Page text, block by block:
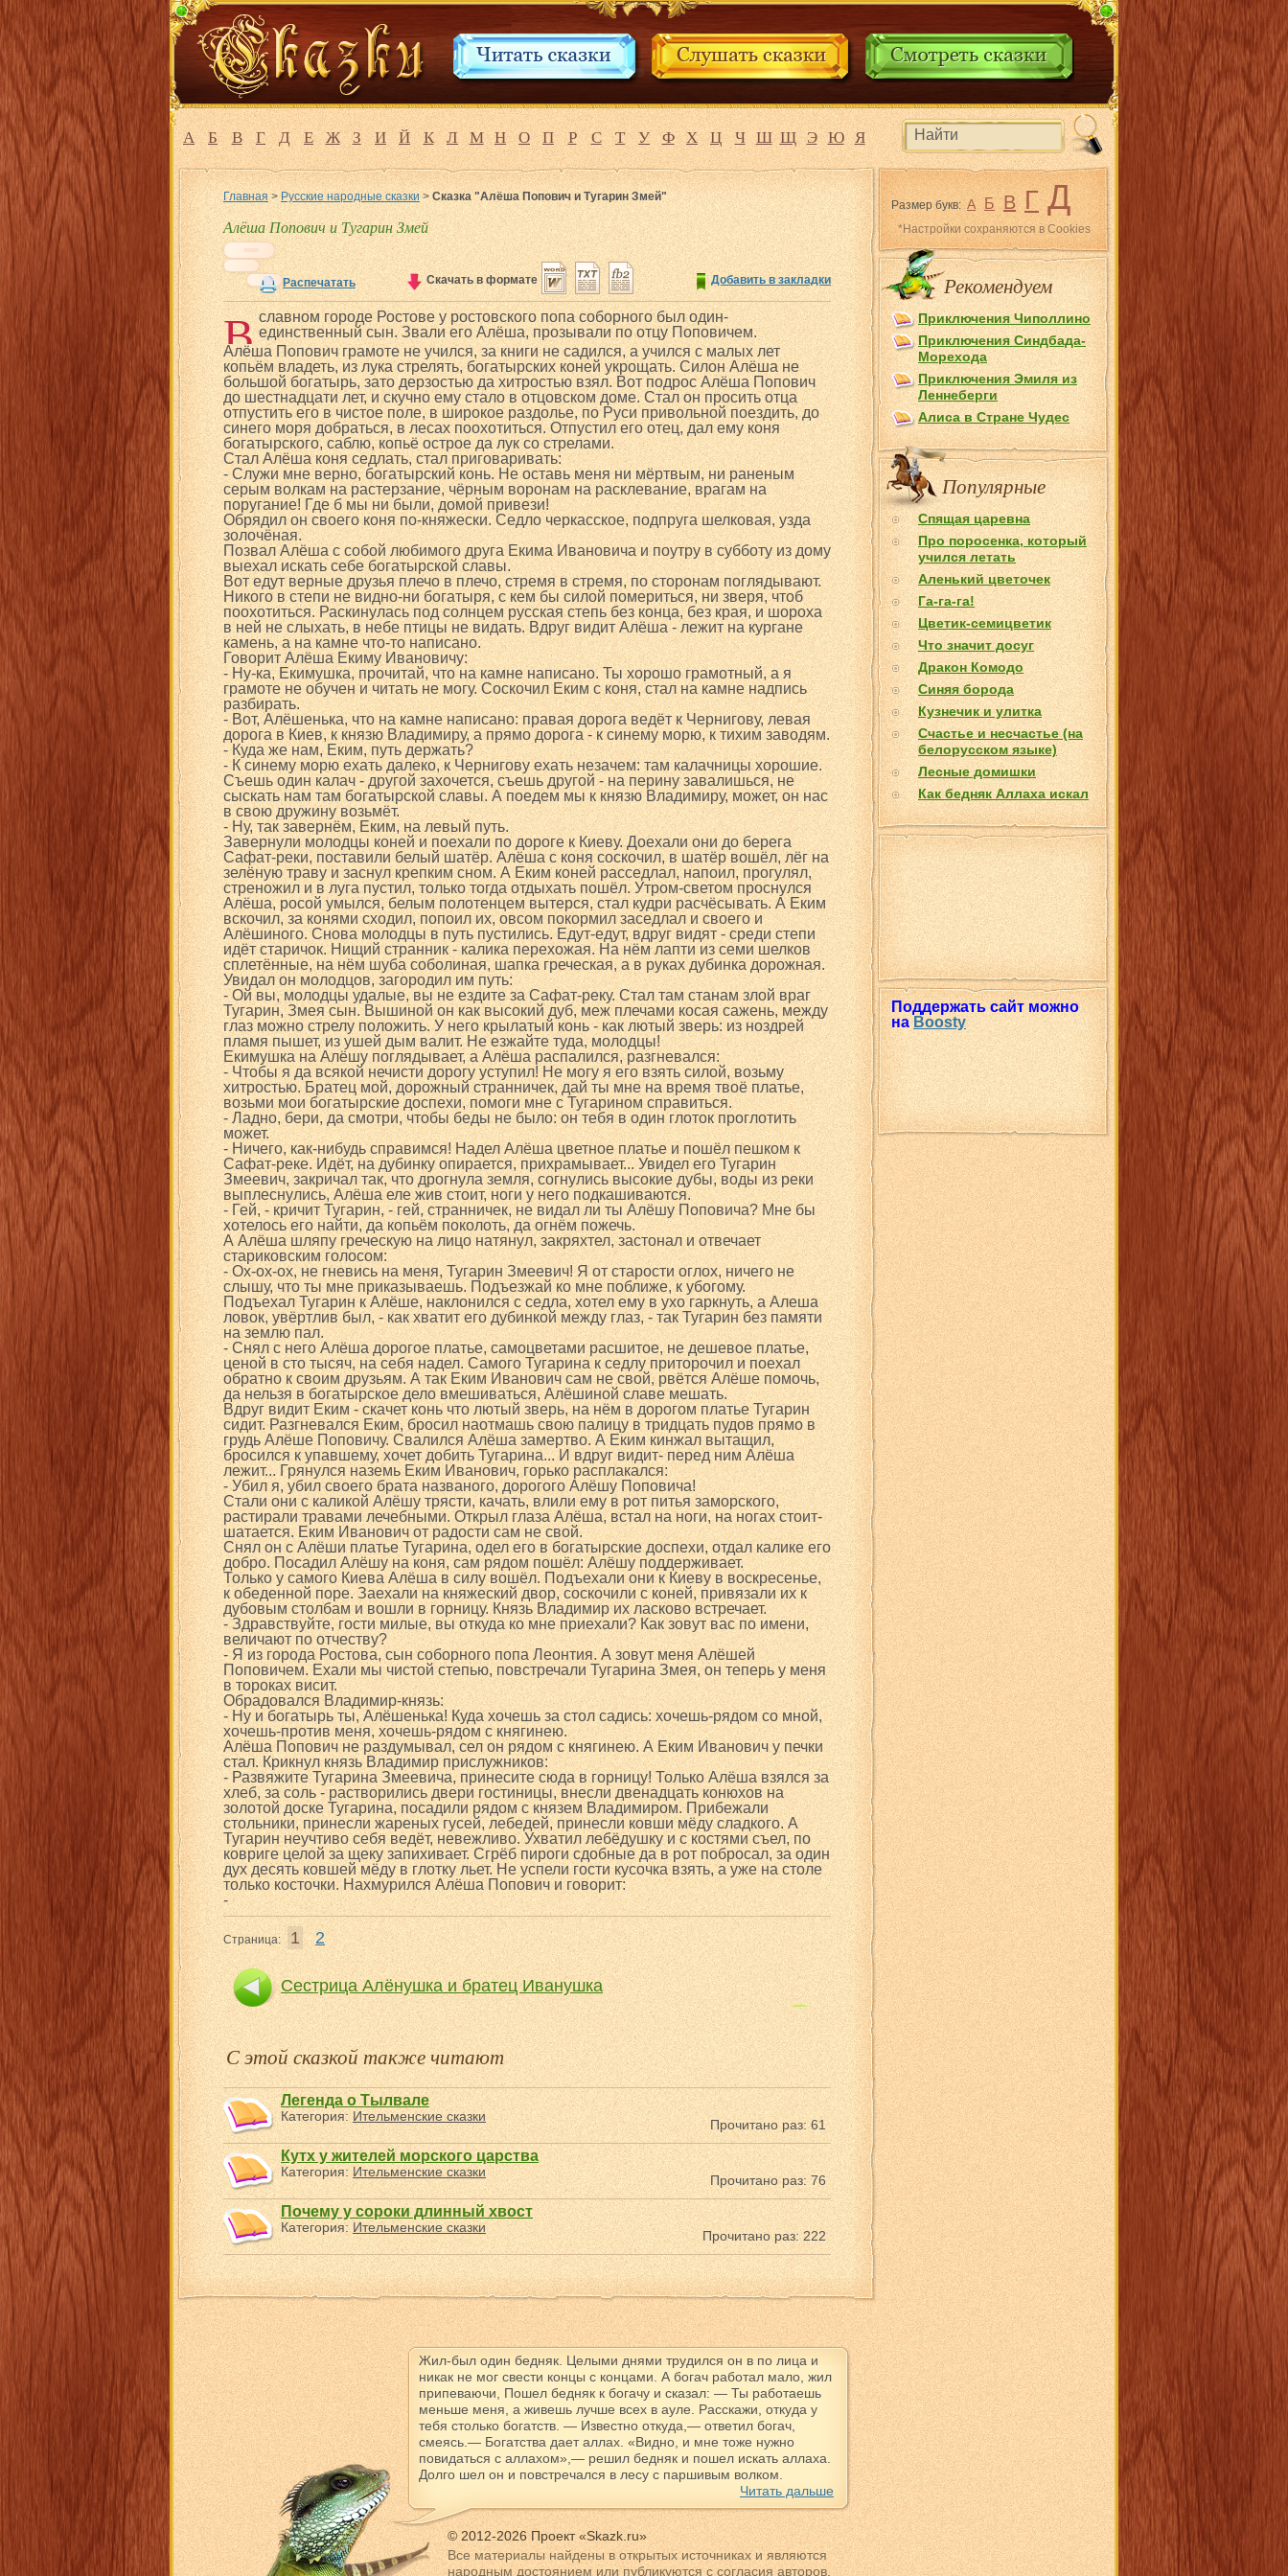
А Б В Г Д Е Ж З И Й К Л М Н О П Р С Т У Ф Х Ц Ч Ш Щ Э Ю Я
Размер букв: А Б В Г Д
*Настройки сохраняются в Cookies
Рекомендуем
Приключения Чиполлино
Приключения Синдбада-
Морехода
Приключения Эмиля из
Лeннеберги
Алиса в Стране Чудес
Популярные
Спящая царевна
Про поросенка, который
учился летать
Аленький цветочек
Га-га-га!
Цветик-семицветик
Что значит досуг
Дракон Комодо
Синяя борода
Кузнечик и улитка
Счастье и несчастье (на
белорусском языке)
Лесные домишки
Как бедняк Аллаха искал
Поддержать сайт можно
наBoosty
Главная >Русские народные сказки> Сказка "Алёша Попович и Тугарин Змей"
Алёша Попович и Тугарин Змей
Распечатать Добавить в закладки
Скачать в формате
В славном городе Ростове у ростовского попа соборного был один-
единственный сын. Звали его Алёша, прозывали по отцу Поповичем.
Алёша Попович грамоте не учился, за книги не садился, а учился с малых лет
копьём владеть, из лука стрелять, богатырских коней укрощать. Силон Алёша не
большой богатырь, зато дерзостью да хитростью взял. Вот подрос Алёша Попович
до шестнадцати лет, и скучно ему стало в отцовском доме. Стал он просить отца
отпустить его в чистое поле, в широкое раздолье, по Руси привольной поездить, до
синего моря добраться, в лесах поохотиться. Отпустил его отец, дал ему коня
богатырского, саблю, копьё острое да лук со стрелами.
Стал Алёша коня седлать, стал приговаривать:
- Служи мне верно, богатырский конь. Не оставь меня ни мёртвым, ни раненым
серым волкам на растерзание, чёрным воронам на расклевание, врагам на
поругание! Где б мы ни были, домой привези!
Обрядил он своего коня по-княжески. Седло черкасское, подпруга шелковая, узда
золочёная.
Позвал Алёша с собой любимого друга Екима Ивановича и поутру в субботу из дому
выехал искать себе богатырской славы.
Вот едут верные друзья плечо в плечо, стремя в стремя, по сторонам поглядывают.
Никого в степи не видно-ни богатыря, с кем бы силой помериться, ни зверя, чтоб
поохотиться. Раскинулась под солнцем русская степь без конца, без края, и шороха
в ней не слыхать, в небе птицы не видать. Вдруг видит Алёша - лежит на кургане
камень, а на камне что-то написано.
Говорит Алёша Екиму Ивановичу:
- Ну-ка, Екимушка, прочитай, что на камне написано. Ты хорошо грамотный, а я
грамоте не обучен и читать не могу. Соскочил Еким с коня, стал на камне надпись
разбирать.
- Вот, Алёшенька, что на камне написано: правая дорога ведёт к Чернигову, левая
дорога в Киев, к князю Владимиру, а прямо дорога - к синему морю, к тихим заводям.
- Куда же нам, Еким, путь держать?
- К синему морю ехать далеко, к Чернигову ехать незачем: там калачницы хорошие.
Съешь один калач - другой захочется, съешь другой - на перину завалишься, не
сыскать нам там богатырской славы. А поедем мы к князю Владимиру, может, он нас
в свою дружину возьмёт.
- Ну, так завернём, Еким, на левый путь.
Завернули молодцы коней и поехали по дороге к Киеву. Доехали они до берега
Сафат-реки, поставили белый шатёр. Алёша с коня соскочил, в шатёр вошёл, лёг на
зелёную траву и заснул крепким сном. А Еким коней расседлал, напоил, прогулял,
стреножил и в луга пустил, только тогда отдыхать пошёл. Утром-светом проснулся
Алёша, росой умылся, белым полотенцем вытерся, стал кудри расчёсывать. А Еким
вскочил, за конями сходил, попоил их, овсом покормил заседлал и своего и
Алёшиного. Снова молодцы в путь пустились. Едут-едут, вдруг видят - среди степи
идёт старичок. Нищий странник - калика перехожая. На нём лапти из семи шелков
сплетённые, на нём шуба соболиная, шапка греческая, а в руках дубинка дорожная.
Увидал он молодцов, загородил им путь:
- Ой вы, молодцы удалые, вы не ездите за Сафат-реку. Стал там станам злой враг
Тугарин, Змея сын. Вышиной он как высокий дуб, меж плечами косая сажень, между
глаз можно стрелу положить. У него крылатый конь - как лютый зверь: из ноздрей
пламя пышет, из ушей дым валит. Не езжайте туда, молодцы!
Екимушка на Алёшу поглядывает, а Алёша распалился, разгневался:
- Чтобы я да всякой нечисти дорогу уступил! Не могу я его взять силой, возьму
хитростью. Братец мой, дорожный странничек, дай ты мне на время твоё платье,
возьми мои богатырские доспехи, помоги мне с Тугарином справиться.
- Ладно, бери, да смотри, чтобы беды не было: он тебя в один глоток проглотить
может.
- Ничего, как-нибудь справимся! Надел Алёша цветное платье и пошёл пешком к
Сафат-реке. Идёт, на дубинку опирается, прихрамывает... Увидел его Тугарин
Змеевич, закричал так, что дрогнула земля, согнулись высокие дубы, воды из реки
выплеснулись, Алёша еле жив стоит, ноги у него подкашиваются.
- Гей, - кричит Тугарин, - гей, странничек, не видал ли ты Алёшу Поповича? Мне бы
хотелось его найти, да копьём поколоть, да огнём пожечь.
А Алёша шляпу греческую на лицо натянул, закряхтел, застонал и отвечает
стариковским голосом:
- Ох-ох-ох, не гневись на меня, Тугарин Змеевич! Я от старости оглох, ничего не
слышу, что ты мне приказываешь. Подъезжай ко мне поближе, к убогому.
Подъехал Тугарин к Алёше, наклонился с седла, хотел ему в ухо гаркнуть, а Алеша
ловок, увёртлив был, - как хватит его дубинкой между глаз, - так Тугарин без памяти
на землю пал.
- Снял с него Алёша дорогое платье, самоцветами расшитое, не дешевое платье,
ценой в сто тысяч, на себя надел. Самого Тугарина к седлу приторочил и поехал
обратно к своим друзьям. А так Еким Иванович сам не свой, рвётся Алёше помочь,
да нельзя в богатырское дело вмешиваться, Алёшиной славе мешать.
Вдруг видит Еким - скачет конь что лютый зверь, на нём в дорогом платье Тугарин
сидит. Разгневался Еким, бросил наотмашь свою палицу в тридцать пудов прямо в
грудь Алёше Поповичу. Свалился Алёша замертво. А Еким кинжал вытащил,
бросился к упавшему, хочет добить Тугарина... И вдруг видит- перед ним Алёша
лежит... Грянулся наземь Еким Иванович, горько расплакался:
- Убил я, убил своего брата названого, дорогого Алёшу Поповича!
Стали они с каликой Алёшу трясти, качать, влили ему в рот питья заморского,
растирали травами лечебными. Открыл глаза Алёша, встал на ноги, на ногах стоит-
шатается. Еким Иванович от радости сам не свой.
Снял он с Алёши платье Тугарина, одел его в богатырские доспехи, отдал калике его
добро. Посадил Алёшу на коня, сам рядом пошёл: Алёшу поддерживает.
Только у самого Киева Алёша в силу вошёл. Подъехали они к Киеву в воскресенье,
к обеденной поре. Заехали на княжеский двор, соскочили с коней, привязали их к
дубовым столбам и вошли в горницу. Князь Владимир их ласково встречает.
- Здравствуйте, гости милые, вы откуда ко мне приехали? Как зовут вас по имени,
величают по отчеству?
- Я из города Ростова, сын соборного попа Леонтия. А зовут меня Алёшей
Поповичем. Ехали мы чистой степью, повстречали Тугарина Змея, он теперь у меня
в тороках висит.
Обрадовался Владимир-князь:
- Ну и богатырь ты, Алёшенька! Куда хочешь за стол садись: хочешь-рядом со мной,
хочешь-против меня, хочешь-рядом с княгинею.
Алёша Попович не раздумывал, сел он рядом с княгинею. А Еким Иванович у печки
стал. Крикнул князь Владимир прислужников:
- Развяжите Тугарина Змеевича, принесите сюда в горницу! Только Алёша взялся за
хлеб, за соль - растворились двери гостиницы, внесли двенадцать конюхов на
золотой доске Тугарина, посадили рядом с князем Владимиром. Прибежали
стольники, принесли жареных гусей, лебедей, принесли ковши мёду сладкого. А
Тугарин неучтиво себя ведёт, невежливо. Ухватил лебёдушку и с костями съел, по
ковриге целой за щеку запихивает. Сгрёб пироги сдобные да в рот побросал, за один
дух десять ковшей мёду в глотку льет. Не успели гости кусочка взять, а уже на столе
только косточки. Нахмурился Алёша Попович и говорит:
-
Страница: 1 2
Сестрица Алёнушка и братец Иванушка
Маша и медведь
С этой сказкой также читают
Легенда о Тылвале
Категория:Ительменские сказки
Прочитано раз: 61
Кутх у жителей морского царства
Категория:Ительменские сказки
Прочитано раз: 76
Почему у сороки длинный хвост
Категория: Ительменские сказки
Прочитано раз: 222
Жил-был один бедняк. Целыми днями трудился он в по лица и
никак не мог свести концы с концами. А богач работал мало, жил
припеваючи, Пошел бедняк к богачу и сказал: — Ты работаешь
меньше меня, а живешь лучше всех в ауле. Расскажи, откуда у
тебя столько богатств. — Известно откуда,— ответил богач,
смеясь.— Богатства дает аллах. «Видно, и мне тоже нужно
повидаться с аллахом»,— решил бедняк и пошел искать аллаха.
Долго шел он и повстречался в лесу с паршивым волком.
Читать дальше
© 2012-2026 Проект «Skazk.ru»
Все материалы найдены в открытых источниках и являются
народным достоянием или публикуются с согласия авторов.